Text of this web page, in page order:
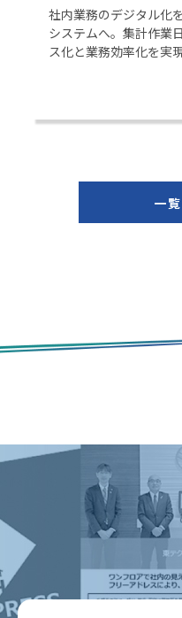
社内業務のデジタル化
システムへ。集計作業
ス化と業務効率化を実現
一